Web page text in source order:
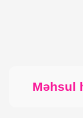
Məhsul